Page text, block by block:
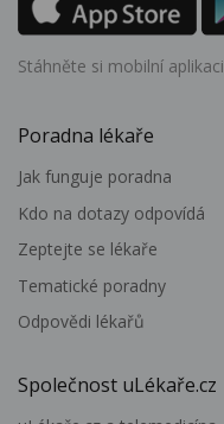
Stáhněte si mobilní aplikaci
Poradna lékaře
Jak funguje poradna
Kdo na dotazy odpovídá
Zeptejte se lékaře
Tematické poradny
Odpovědi lékařů
Společnost uLékaře.cz